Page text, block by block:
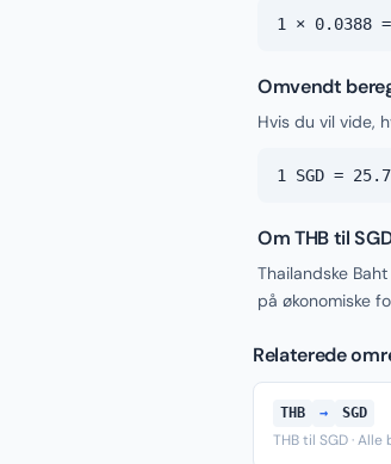
1 × 0.0388
Omvendt
Hvis du vil vide,
1 SGD =
Om THB til
Thailandske
på økonomiske
Relaterede
THB → SGD
THB til SGD · Alle